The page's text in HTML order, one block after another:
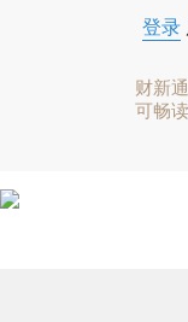
登录
财新
可畅